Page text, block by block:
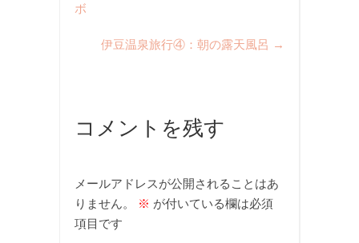
ボ
伊豆温泉旅行④：朝の露天風呂 →
コメントを残す
メールアドレスが公開されることはあ
りません。
※ が付いている欄は必須
項目です